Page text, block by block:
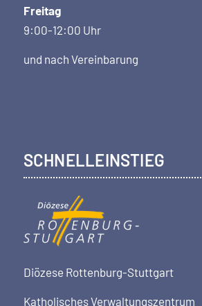
Freitag
9:00-12:00 Uhr
und nach Vereinbarung
SCHNELLEINSTIEG
Diözese Rottenburg-Stuttgart
Katholisches Verwaltungszentrum